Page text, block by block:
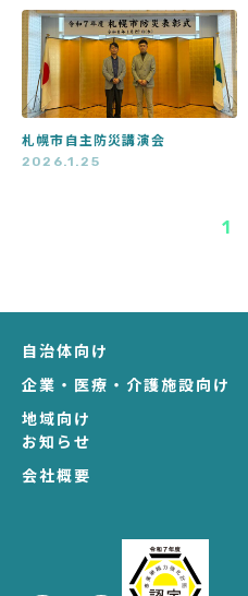
札幌市自主防災講演会
2026.1.25
1
自治体向け
企業・医療・介護施設向け
地域向け
お知らせ
会社概要